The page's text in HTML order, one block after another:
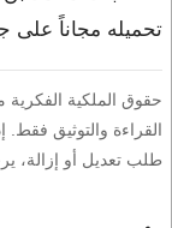
تحميله مجاناً على
حقوق الملكية الفكرية
القراءة والتوثيق
طلب تعديل أو إزالة،